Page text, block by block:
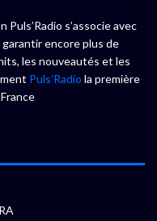
s’associe avec
encore plus de
les nouveautés et les
Puls’Radio la première